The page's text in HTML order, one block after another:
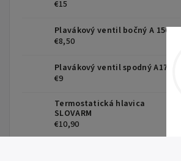
€15
Plavákový ventil bočný A 150
€8,50
Plavákový ventil spodný A17
€9
Termostatická hlavica
SLOVARM
€10,90